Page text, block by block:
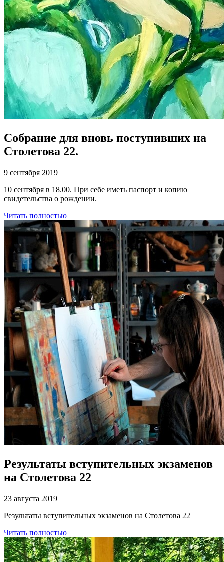
Собрание для вновь поступивших на
Столетова 22.
9 сентября 2019
10 сентября в 18.00. При себе иметь паспорт и копию
свидетельства о рождении.
Читать полностью
Результаты вступительных экзаменов
на Столетова 22
23 августа 2019
Результаты вступительных экзаменов на Столетова 22
Читать полностью